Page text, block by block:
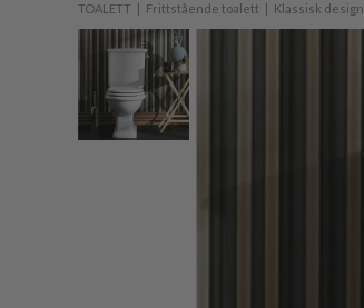
TOALETT Frittstående toalett Klassisk design